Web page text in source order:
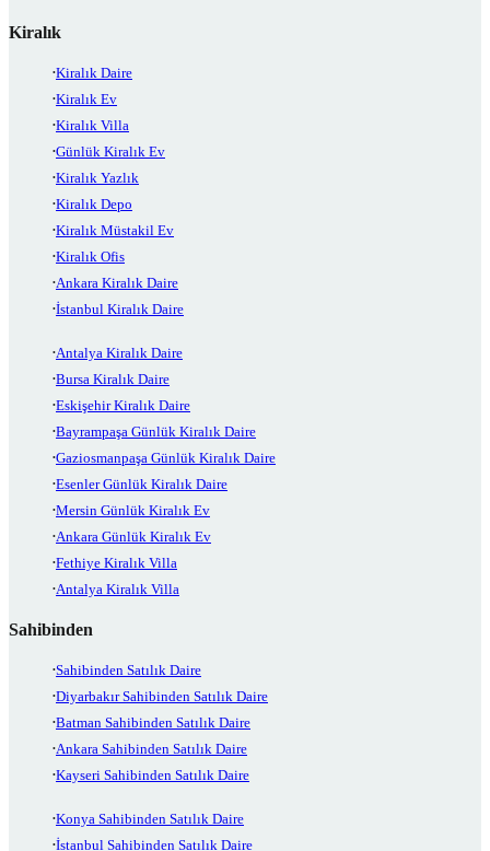
Kiralık
Kiralık Daire
Kiralık Ev
Kiralık Villa
Günlük Kiralık Ev
Kiralık Yazlık
Kiralık Depo
Kiralık Müstakil Ev
Kiralık Ofis
Ankara Kiralık Daire
İstanbul Kiralık Daire
Antalya Kiralık Daire
Bursa Kiralık Daire
Eskişehir Kiralık Daire
Bayrampaşa Günlük Kiralık Daire
Gaziosmanpaşa Günlük Kiralık Daire
Esenler Günlük Kiralık Daire
Mersin Günlük Kiralık Ev
Ankara Günlük Kiralık Ev
Fethiye Kiralık Villa
Antalya Kiralık Villa
Sahibinden
Sahibinden Satılık Daire
Diyarbakır Sahibinden Satılık Daire
Batman Sahibinden Satılık Daire
Ankara Sahibinden Satılık Daire
Kayseri Sahibinden Satılık Daire
Konya Sahibinden Satılık Daire
İstanbul Sahibinden Satılık Daire